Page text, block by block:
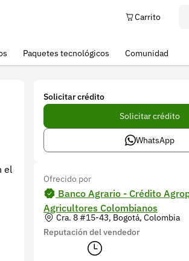
Carrito
Paquetes tecnológicos Comunidad
el
Solicitar crédito
Solicitar crédito
WhatsApp
Ofrecido por
Banco Agrario - Crédito
Agricultores Colombianos
Cra. 8 #15-43, Bogotá, Colombia
Reputación del vendedor